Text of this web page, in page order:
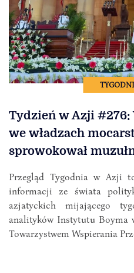
Tydzień w Azji #276:
we władzach
sprowokował
Przegląd Tygodnia w Azji
informacji ze świata
azjatyckich mijającego
analityków Instytutu Boyma
Towarzystwem Wspierania